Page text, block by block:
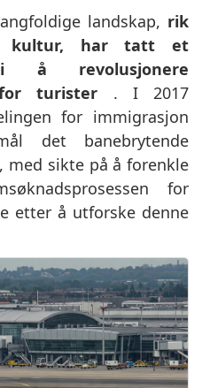
landskap, rik
kultur, har tatt et
å revolusjonere
for turister . I 2017
for immigrasjon
det banebrytende
med sikte på å forenkle
for
etter å utforske denne